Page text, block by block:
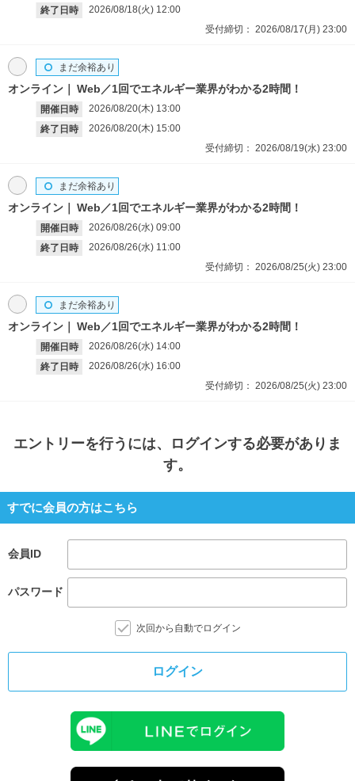
終了日時 2026/08/18(火) 12:00
受付締切： 2026/08/17(月) 23:00
オンライン Web／1回でエネルギー業界がわかる2時間！
開催日時 2026/08/20(木) 13:00
終了日時
2026/08/20(木) 15:00
まだ余裕あり
受付締切： 2026/08/19(水) 23:00
オンライン Web／1回でエネルギー業界がわかる2時間！
開催日時 2026/08/26(水) 09:00
終了日時
2026/08/26(水) 11:00
まだ余裕あり
受付締切： 2026/08/25(火) 23:00
オンライン Web／1回でエネルギー業界がわかる2時間！
開催日時 2026/08/26(水) 14:00
終了日時
2026/08/26(水) 16:00
まだ余裕あり
受付締切： 2026/08/25(火) 23:00
エントリーを行うには、ログインする必要がありま
す。
すでに会員の方はこちら
会員ID
パスワード
次回から自動でログイン
ログイン